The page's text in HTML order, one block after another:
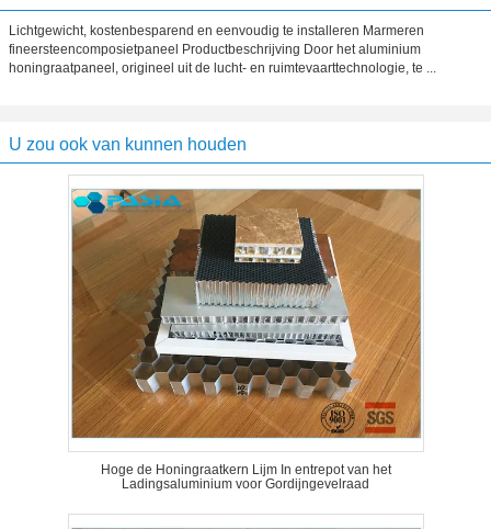
Lichtgewicht, kostenbesparend en eenvoudig te installeren Marmeren
fineersteencomposietpaneel Productbeschrijving Door het aluminium
honingraatpaneel, origineel uit de lucht- en ruimtevaarttechnologie, te ...
U zou ook van kunnen houden
Hoge de Honingraatkern Lijm In entrepot van het
Ladingsaluminium voor Gordijngevelraad